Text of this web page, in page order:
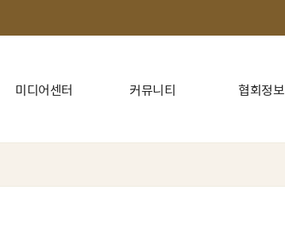
미디어센터 커뮤니티 협회정보